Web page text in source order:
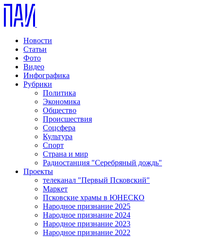
Новости
Статьи
Фото
Видео
Инфографика
Рубрики
Политика
Экономика
Общество
Происшествия
Соцсфера
Культура
Спорт
Страна и мир
Радиостанция "Серебряный дождь"
Проекты
телеканал "Первый Псковский"
Маркет
Псковские храмы в ЮНЕСКО
Народное признание 2025
Народное признание 2024
Народное признание 2023
Народное признание 2022